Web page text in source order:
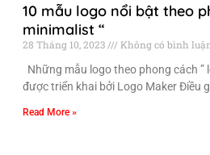
10 mẫu logo nổi bật theo
minimalist “
28 Tháng 10, 2023
Không có bình
Những mẫu logo theo phong cách ”
được triển khai bởi Logo Maker Điều
Read More »